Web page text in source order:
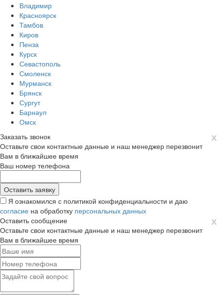
Владимир
Красноярск
Тамбов
Киров
Пенза
Курск
Севастополь
Смоленск
Мурманск
Брянск
Сургут
Барнаул
Омск
х
Заказать звонок
Оставьте свои контактные данные и наш менеджер перезвонит
Вам в ближайшее время
Ваш номер телефона
Я ознакомился с политикой конфиденциальности и даю
согласие на обработку персональных данных
х
Оставить сообщение
Оставьте свои контактные данные и наш менеджер перезвонит
Вам в ближайшее время